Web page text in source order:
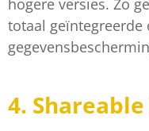
hogere versies. Zo
totaal geïntegreerde
4.